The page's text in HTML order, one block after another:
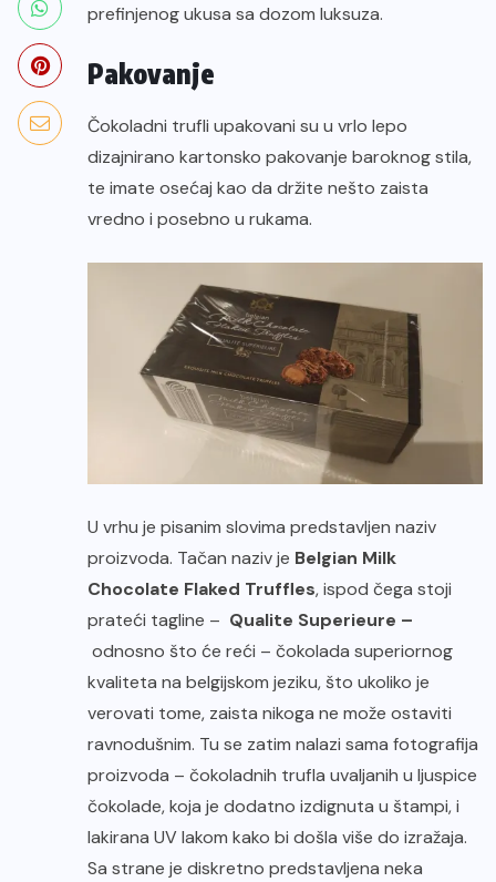
prefinjenog ukusa sa dozom luksuza.
Pakovanje
Čokoladni trufli upakovani su u vrlo lepo
dizajnirano kartonsko pakovanje baroknog stila,
te imate osećaj kao da držite nešto zaista
vredno i posebno u rukama.
U vrhu je pisanim slovima predstavljen naziv
proizvoda. Tačan naziv je Belgian Milk
Chocolate Flaked Truffles, ispod čega stoji
prateći tagline – Qualite Superieure –
odnosno što će reći – čokolada superiornog
kvaliteta na belgijskom jeziku, što ukoliko je
verovati tome, zaista nikoga ne može ostaviti
ravnodušnim. Tu se zatim nalazi sama fotografija
proizvoda – čokoladnih trufla uvaljanih u ljuspice
čokolade, koja je dodatno izdignuta u štampi, i
lakirana UV lakom kako bi došla više do izražaja.
Sa strane je diskretno predstavljena neka